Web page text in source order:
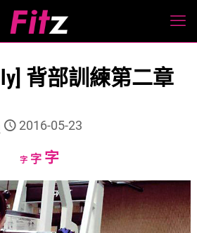
背部訓練第二章
2016-05-23
字Decrease
size.
字Reset
size.
字Increase
size.